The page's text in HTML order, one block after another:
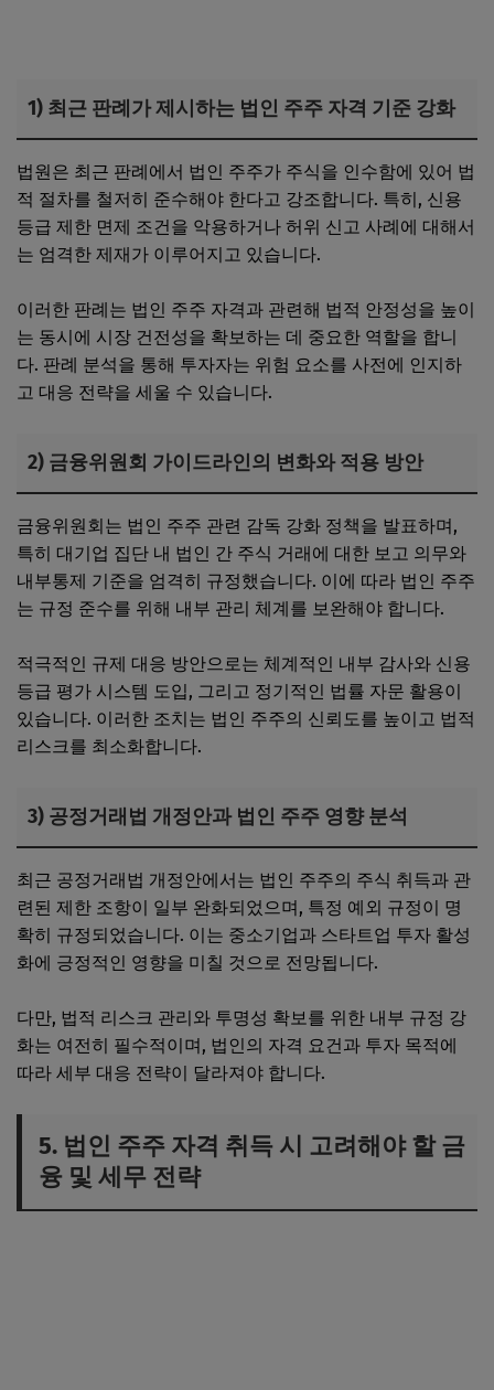
1) 최근 판례가 제시하는 법인 주주 자격 기준 강화
법원은 최근 판례에서 법인 주주가 주식을 인수함에 있어 법
적 절차를 철저히 준수해야 한다고 강조합니다. 특히, 신용
등급 제한 면제 조건을 악용하거나 허위 신고 사례에 대해서
는 엄격한 제재가 이루어지고 있습니다.
이러한 판례는 법인 주주 자격과 관련해 법적 안정성을 높이
는 동시에 시장 건전성을 확보하는 데 중요한 역할을 합니
다. 판례 분석을 통해 투자자는 위험 요소를 사전에 인지하
고 대응 전략을 세울 수 있습니다.
2) 금융위원회 가이드라인의 변화와 적용 방안
금융위원회는 법인 주주 관련 감독 강화 정책을 발표하며,
특히 대기업 집단 내 법인 간 주식 거래에 대한 보고 의무와
내부통제 기준을 엄격히 규정했습니다. 이에 따라 법인 주주
는 규정 준수를 위해 내부 관리 체계를 보완해야 합니다.
적극적인 규제 대응 방안으로는 체계적인 내부 감사와 신용
등급 평가 시스템 도입, 그리고 정기적인 법률 자문 활용이
있습니다. 이러한 조치는 법인 주주의 신뢰도를 높이고 법적
리스크를 최소화합니다.
3) 공정거래법 개정안과 법인 주주 영향 분석
최근 공정거래법 개정안에서는 법인 주주의 주식 취득과 관
련된 제한 조항이 일부 완화되었으며, 특정 예외 규정이 명
확히 규정되었습니다. 이는 중소기업과 스타트업 투자 활성
화에 긍정적인 영향을 미칠 것으로 전망됩니다.
다만, 법적 리스크 관리와 투명성 확보를 위한 내부 규정 강
화는 여전히 필수적이며, 법인의 자격 요건과 투자 목적에
따라 세부 대응 전략이 달라져야 합니다.
5. 법인 주주 자격 취득 시 고려해야 할 금
융 및 세무 전략